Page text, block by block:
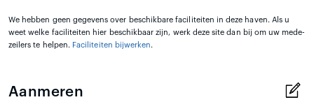
We hebben geen gegevens over beschikbare faciliteiten in deze haven. Als u
weet welke faciliteiten hier beschikbaar zijn, werk deze site dan bij om uw mede-
zeilers te helpen. Faciliteiten bijwerken.
Aanmeren